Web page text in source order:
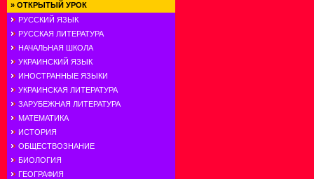
» ОТКРЫТЫЙ УРОК
РУССКИЙ ЯЗЫК
РУССКАЯ ЛИТЕРАТУРА
НАЧАЛЬНАЯ ШКОЛА
УКРАИНСКИЙ ЯЗЫК
ИНОСТРАННЫЕ ЯЗЫКИ
УКРАИНСКАЯ ЛИТЕРАТУРА
ЗАРУБЕЖНАЯ ЛИТЕРАТУРА
МАТЕМАТИКА
ИСТОРИЯ
ОБЩЕСТВОЗНАНИЕ
БИОЛОГИЯ
ГЕОГРАФИЯ